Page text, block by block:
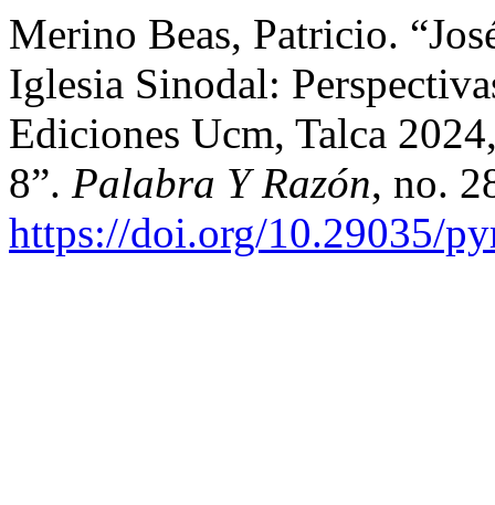
Merino Beas, Patricio.
Iglesia Sinodal:
Ediciones Ucm, Talca
8”. Palabra Y Razón, no.
https://doi.org/10.29035/